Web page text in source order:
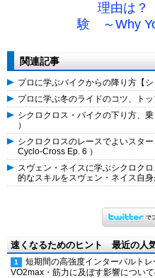
理由は？
験 ～Why
関連記事
プロに学ぶバイクからの降り方【シ
プロに学ぶ冬のライドのコツ、ト
シクロクロス・バイクの下り方、
）
シクロクロスのレースでよいスタ
Cyclo-Cross Ep. 6 ）
スヴェン・ネイスに学ぶシクロク
的なスキルをスヴェン・ネイス自
速くなるためのヒント 最近の人
短期間の高強度インターバルト
VO2max・筋力に及ぼす影響につい